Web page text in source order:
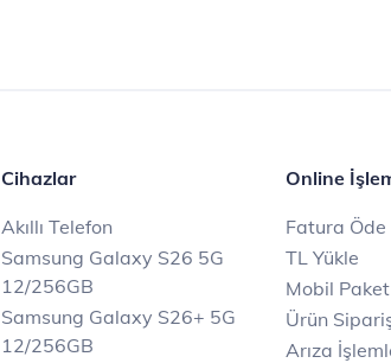
Cihazlar
Akıllı Telefon
Samsung Galaxy S26 5G
12/256GB
Samsung Galaxy S26+ 5G
12/256GB
Online
Fatura Öde
TL Yükle
Mobil
Ürün
Arıza